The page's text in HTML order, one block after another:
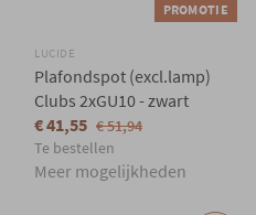
PROMOTIE
LUCIDE
Plafondspot (excl.lamp)
Clubs 2xGU10 - zwart
€ 41,55 € 51,94
Te bestellen
Meer mogelijkheden